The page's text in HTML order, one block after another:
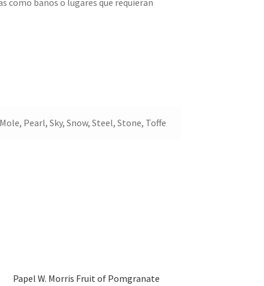
Pearl, Sky, Snow, Steel, Stone, Toffe
Papel W. Morris Fruit of Pomgranate